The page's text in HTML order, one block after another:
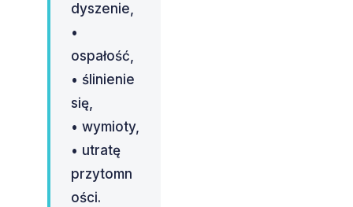
dyszenie,
•
ospałość,
• ślinienie
się,
• wymioty,
• utratę
przytomn
ości.